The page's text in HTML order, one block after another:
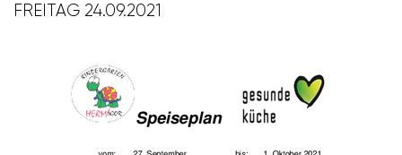
FREITAG 24.09.2021